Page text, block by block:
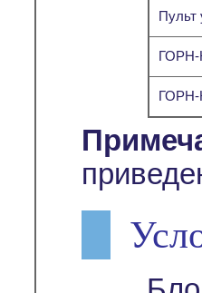
Пульт
ГОРН-
ГОРН-